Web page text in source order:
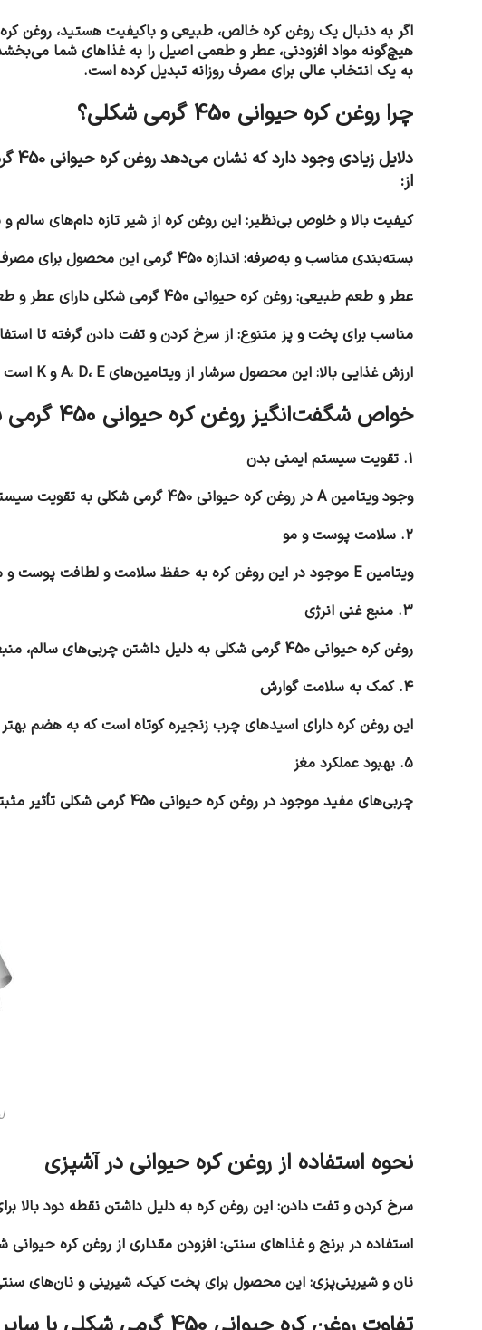
به یک انتخاب عالی برای مصرف روزانه تبدیل کرده است.
چرا روغن کره حیوانی 450 گرمی شکلی؟
از:
کیفیت بالا و خلوص بی‌نظیر: این روغن کره از شیر تازه دام‌های سالم
بسته‌بندی مناسب و به‌صرفه: اندازه 450 گرمی این محصول برای مصرف طولانی‌مدت ایده‌آل است و نیاز خانواده‌ها را کاملاً برآورده می‌کند.
عطر و طعم طبیعی: روغن کره حیوانی 450 گرمی شکلی دارای عطر و طعمی خاص است که غذاهای شما را لذیذتر می‌کند.
مناسب برای پخت و پز متنوع: از سرخ کردن و تفت دادن گرفته تا
ارزش غذایی بالا: این محصول سرشار از ویتامین‌های A، D، E و K است که نقش مهمی در سلامت عمومی بدن دارند.
خواص شگفت‌انگیز روغن کره حیوانی 450 گرمی شکلی
۱. تقویت سیستم ایمنی بدن
وجود ویتامین A در روغن کره حیوانی 450 گرمی شکلی به تقویت سیستم ایمنی بدن کمک کرده و بدن را در برابر بیماری‌ها مقاوم‌تر می‌کند.
۲. سلامت پوست و مو
ویتامین E موجود در این روغن کره به حفظ سلامت و لطافت پوست و مو کمک کرده و از خشک شدن آن جلوگیری می‌کند.
۳. منبع غنی انرژی
روغن کره حیوانی 450 گرمی شکلی به دلیل داشتن چربی‌های سالم، منبعی عالی برای تأمین انرژی روزانه است و برای ورزشکاران و افراد پرتحرک گزینه‌ای عالی محسوب می‌شود.
۴. کمک به سلامت گوارش
این روغن کره دارای اسیدهای چرب زنجیره کوتاه است که به هضم
۵. بهبود عملکرد مغز
چربی‌های مفید موجود در روغن کره حیوانی 450 گرمی شکلی تأثیر مثبتی بر تمرکز و حافظه داشته و عملکرد مغز را بهبود می‌بخشند.
نحوه استفاده از روغن کره حیوانی در آشپزی
سرخ کردن و تفت دادن: این روغن کره به دلیل داشتن نقطه دود بالا
استفاده در برنج و غذاهای سنتی: افزودن مقداری از روغن کره
نان و شیرینی‌پزی: این محصول برای پخت کیک، شیرینی و نان‌های